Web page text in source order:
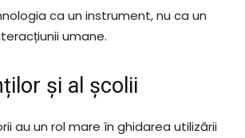
ca un instrument, nu ca un
umane.
și al școlii
au un rol mare în ghidarea utilizării